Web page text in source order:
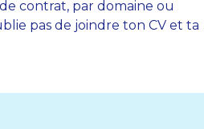
contrat, par domaine ou
pas de joindre ton CV et ta